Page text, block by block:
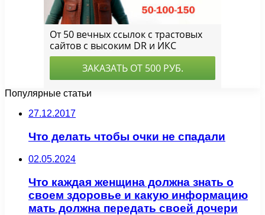
Популярные статьи
27.12.2017
Что делать чтобы очки не спадали
02.05.2024
Что каждая женщина должна знать о
своем здоровье и какую информацию
мать должна передать своей дочери